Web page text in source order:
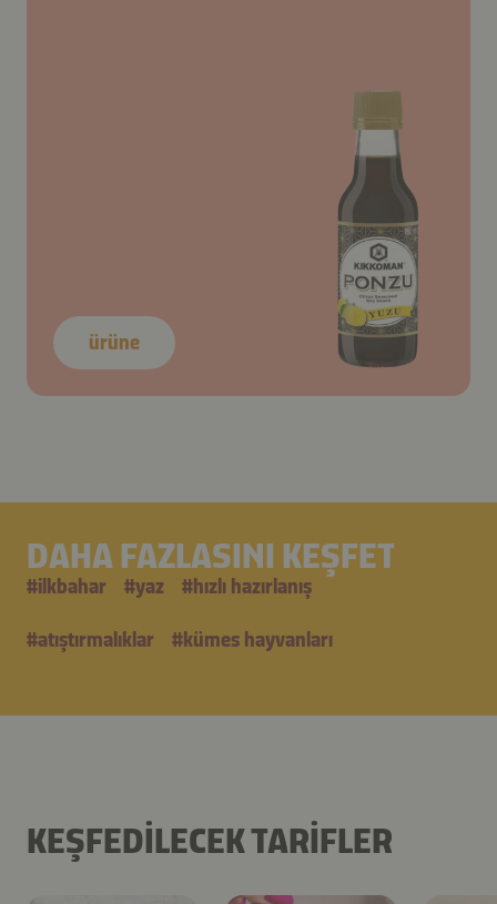
ürüne
DAHA FAZLASINI KEŞFET
#i̇lkbahar #yaz #hızlı hazırlanış
#atıştırmalıklar #kümes hayvanları
KEŞFEDILECEK TARIFLER